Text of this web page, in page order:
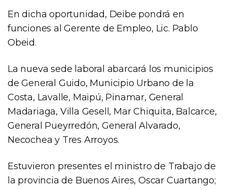
En dicha oportunidad, Deibe pondrá en
funciones al Gerente de Empleo, Lic. Pablo
Obeid.
La nueva sede laboral abarcará los municipios
de General Guido, Municipio Urbano de la
Costa, Lavalle, Maipú, Pinamar, General
Madariaga, Villa Gesell, Mar Chiquita, Balcarce,
General Pueyrredón, General Alvarado,
Necochea y Tres Arroyos.
Estuvieron presentes el ministro de Trabajo de
la provincia de Buenos Aires, Oscar Cuartango;